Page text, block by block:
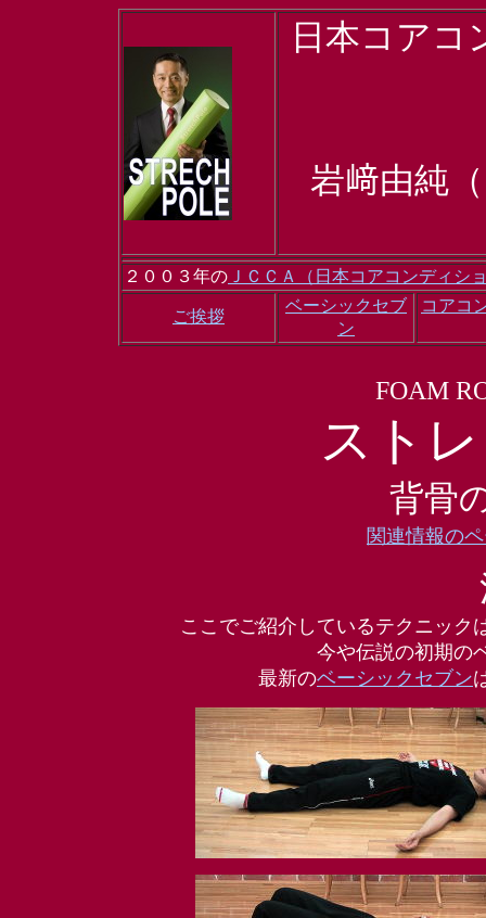
日本コアコ
岩﨑由純
２００３年の ＪＣＣＡ（日本コアコンディシ
ご挨拶
ベーシックセブ
ン
コアコ
FOAM
スト
背骨
関連情報の
ここでご紹介しているテクニック
今や伝説の初期の
最新のベーシックセブン